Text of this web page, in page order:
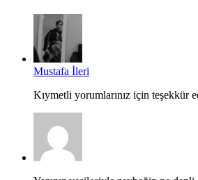
Mustafa İleri
Kıymetli yorumlarınız için teşekkür